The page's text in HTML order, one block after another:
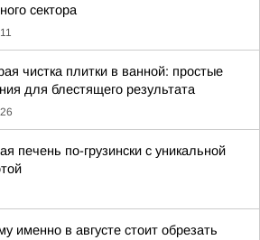
сектора
чистка плитки в ванной: простые
для блестящего результата
печень по-грузински с уникальной
именно в августе стоит обрезать